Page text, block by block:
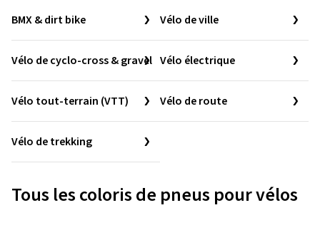
BMX & dirt bike Vélo de ville
Vélo de cyclo-cross & gravel Vélo électrique
Vélo tout-terrain (VTT) Vélo de route
Vélo de trekking
Tous les coloris de pneus pour vélos